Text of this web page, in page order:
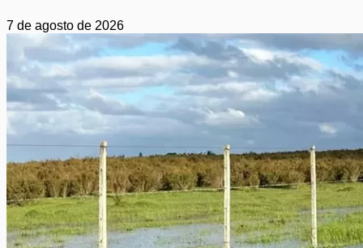
7 de agosto de 2026